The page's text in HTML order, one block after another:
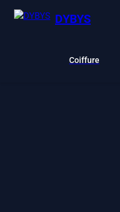
DYBYS
Coiffure